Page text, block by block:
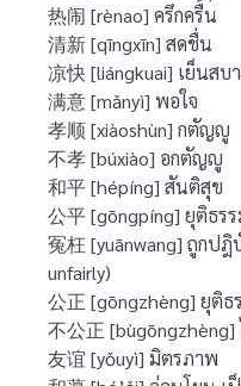
热闹 [rènao] ครึกครื้น
清新 [qīngxīn] สดชื่น
凉快 [liángkuai] เย็นสบ
满意 [mǎnyì] พอใจ
孝顺 [xiàoshùn] กตัญญู
不孝 [búxiào] อกตัญญู
和平 [hépíng] สันติสุข
公平 [gōngpíng] ยุติธรร
冤枉 [yuānwang] ถูกป
unfairly)
公正 [gōngzhèng] ยุติธ
不公正
友谊 [yǒuyì] มิตรภาพ